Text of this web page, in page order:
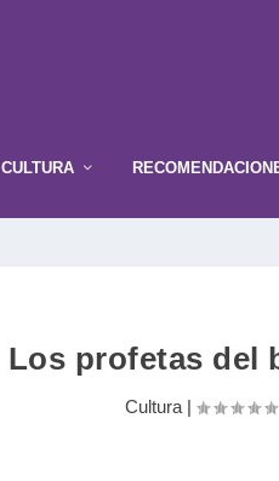
CULTURA
Los profetas del
Cultura|